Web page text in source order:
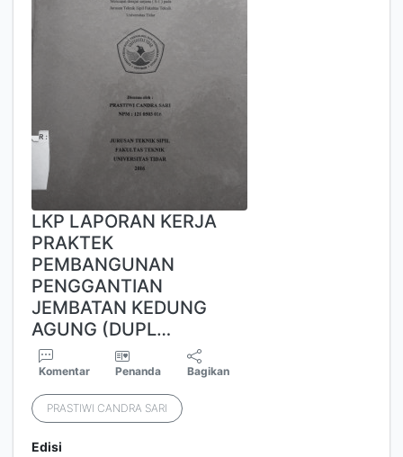
LKP LAPORAN KERJA
PRAKTEK
PEMBANGUNAN
PENGGANTIAN
JEMBATAN KEDUNG
AGUNG (DUPL…
Komentar Penanda Bagikan
PRASTIWI CANDRA SARI
Edisi